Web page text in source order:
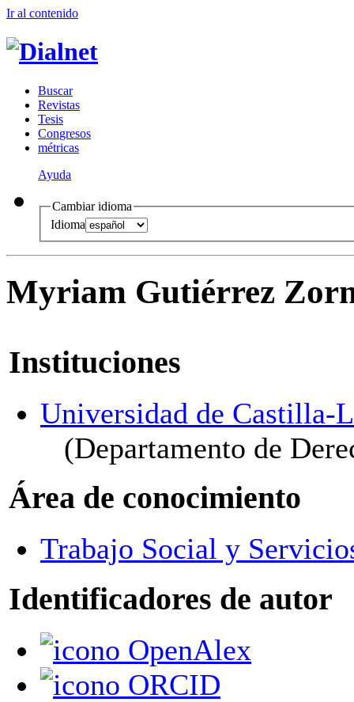
Ir al contenido
Buscar
Revistas
Tesis
Congresos
métricas
Ayuda
Cambiar idioma
Idioma
Myriam Gutiérrez
Instituciones
Universidad de Castilla-
(Departamento de
Área de conocimiento
Trabajo Social y
Identificadores de autor
OpenAlex
ORCID